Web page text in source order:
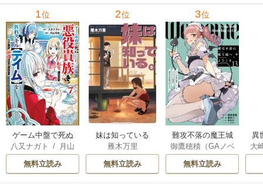
1位
ゲーム中盤で死ぬ
悪役貴族に転生し
たので、外れスキ
ル【テイム】を駆
八又ナガト / 月山
可也
無料立読み
2位
妹は知っている
雁木万里
無料立読み
3位
難攻不落の魔王城
へようこそ～デバ
フは不要と勇者パ
ーティーを追い出
御鷹穂積（GAノベ
ル／SBクリエイテ
ィブ刊）/蚕堂j1
無料立読み
異
は
大